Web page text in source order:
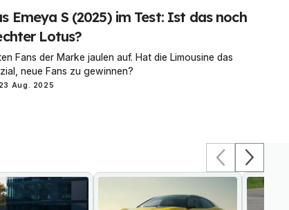
Emeya S (2025) im Test: Ist das noch
Lotus?
Fans der Marke jaulen auf. Hat die Limousine das
neue Fans zu gewinnen?
23 Aug. 2025